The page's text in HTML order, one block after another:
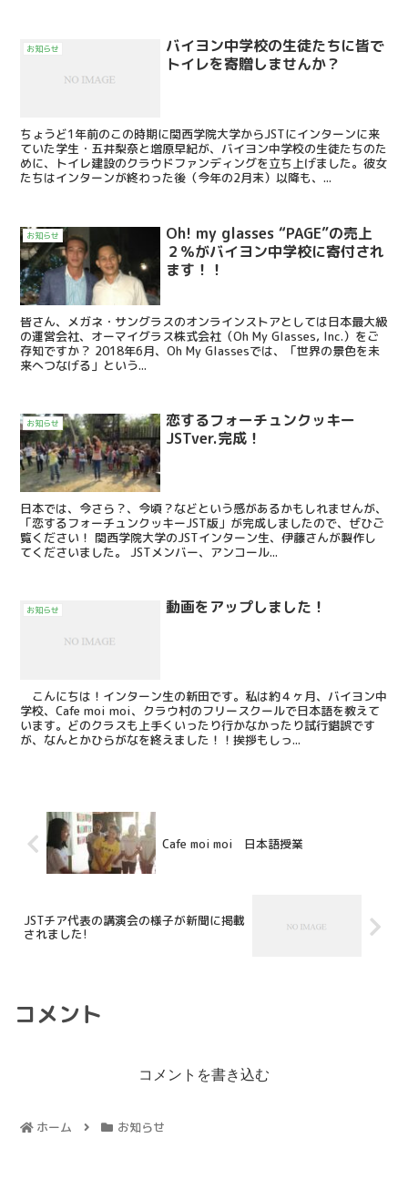
お知らせ
バイヨン中学校の生徒たちに皆で
トイレを寄贈しませんか？
ちょうど1年前のこの時期に関西学院大学からJSTにインターンに来
ていた学生・五井梨奈と増原早紀が、バイヨン中学校の生徒たちのた
めに、トイレ建設のクラウドファンディングを立ち上げました。彼女
たちはインターンが終わった後（今年の2月末）以降も、...
お知らせ
Oh! my glasses “PAGE”の売上
２％がバイヨン中学校に寄付され
ます！！
皆さん、メガネ・サングラスのオンラインストアとしては日本最大級
の運営会社、オーマイグラス株式会社（Oh My Glasses, Inc.）をご
存知ですか？ 2018年6月、Oh My Glassesでは、「世界の景色を未
来へつなげる」という...
お知らせ
恋するフォーチュンクッキー
JSTver.完成！
日本では、今さら？、今頃？などという感があるかもしれませんが、
「恋するフォーチュンクッキーJST版」が完成しましたので、ぜひご
覧ください！ 関西学院大学のJSTインターン生、伊藤さんが製作し
てくださいました。 JSTメンバー、アンコール...
お知らせ 動画をアップしました！
こんにちは！インターン生の新田です。私は約４ヶ月、バイヨン中
学校、Cafe moi moi、クラウ村のフリースクールで日本語を教えて
います。どのクラスも上手くいったり行かなかったり試行錯誤です
が、なんとかひらがなを終えました！！挨拶もしっ...
Cafe moi moi 日本語授業
JSTチア代表の講演会の様子が新聞に掲載
されました!
コメント
コメントを書き込む
ホーム お知らせ